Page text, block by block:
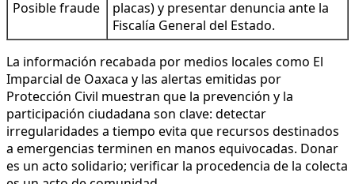
Posible fraude
placas) y presentar denuncia ante la
Fiscalía General del Estado.
La información recabada por medios locales como El
Imparcial de Oaxaca y las alertas emitidas por
Protección Civil muestran que la prevención y la
participación ciudadana son clave: detectar
irregularidades a tiempo evita que recursos destinados
a emergencias terminen en manos equivocadas. Donar
es un acto solidario; verificar la procedencia de la colecta